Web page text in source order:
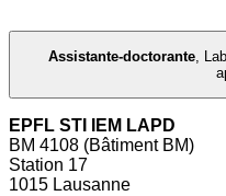
Assistante-doctorante,
EPFL STI IEM LAPD
BM 4108 (Bâtiment BM)
Station 17
1015 Lausanne